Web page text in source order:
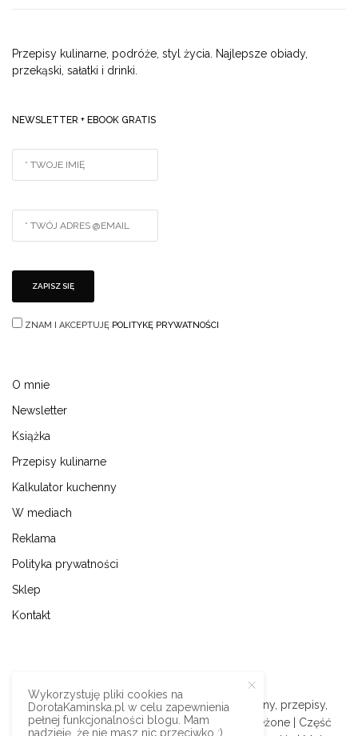
Przepisy kulinarne, podróże, styl życia. Najlepsze obiady,
przekąski, sałatki i drinki.
NEWSLETTER + EBOOK GRATIS
ZNAM I AKCEPTUJĘ POLITYKĘ PRYWATNOŚCI
O mnie
Newsletter
Książka
Przepisy kulinarne
Kalkulator kuchenny
W mediach
Reklama
Polityka prywatności
Sklep
Kontakt
© 2009-2024 | Dorota Kamińska blog kulinarny, przepisy,
podróże i styl życia | Wszystkie prawa zastrzeżone | Część
Wykorzystuję pliki cookies na
DorotaKaminska.pl w celu zapewnienia
pełnej funkcjonalności blogu. Mam
nadzieję, że nie masz nic przeciwko :).